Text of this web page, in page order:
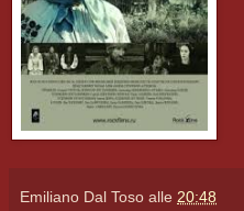
Emiliano Dal Toso alle 20:48